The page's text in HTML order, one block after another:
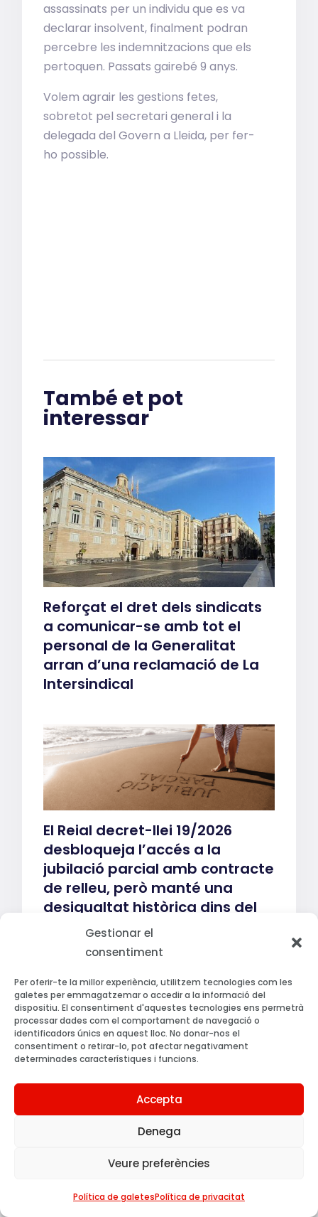
Gestionar el
consentiment
Per oferir-te la millor experiència, utilitzem tecnologies com les
galetes per emmagatzemar o accedir a la informació del
dispositiu. El consentiment d'aquestes tecnologies ens permetrà
processar dades com el comportament de navegació o
identificadors únics en aquest lloc. No donar-nos el
consentiment o retirar-lo, pot afectar negativament
determinades característiques i funcions.
Accepta
Denega
Veure preferències
Política de galetesPolítica de privacitat
assassinats per un individu que es va
declarar insolvent, finalment podran
percebre les indemnitzacions que els
pertoquen. Passats gairebé 9 anys.
Volem agrair les gestions fetes,
sobretot pel secretari general i la
delegada del Govern a Lleida, per fer-
ho possible.
També et pot
interessar
Reforçat el dret dels sindicats
a comunicar-se amb tot el
personal de la Generalitat
arran d’una reclamació de La
Intersindical
El Reial decret-llei 19/2026
desbloqueja l’accés a la
jubilació parcial amb contracte
de relleu, però manté una
desigualtat històrica dins del
sector públic
Bombers i bomberes
demanenm unes condicions
laborals justes